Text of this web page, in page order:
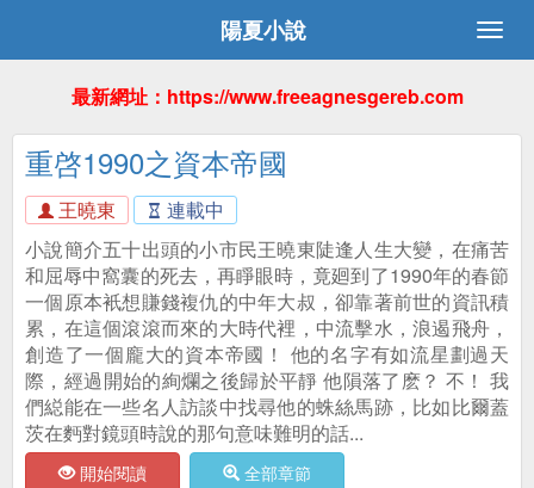
陽夏小說
最新網址：https://www.freeagnesgereb.com
重啓1990之資本帝國
王曉東
連載中
小說簡介五十出頭的小市民王曉東陡逢人生大變，在痛苦
和屈辱中窩囊的死去，再睜眼時，竟廻到了1990年的春節
一個原本衹想賺錢複仇的中年大叔，卻靠著前世的資訊積
累，在這個滾滾而來的大時代裡，中流擊水，浪遏飛舟，
創造了一個龐大的資本帝國！ 他的名字有如流星劃過天
際，經過開始的絢爛之後歸於平靜 他隕落了麽？ 不！ 我
們縂能在一些名人訪談中找尋他的蛛絲馬跡，比如比爾蓋
茨在麪對鏡頭時說的那句意味難明的話...
開始閱讀 全部章節